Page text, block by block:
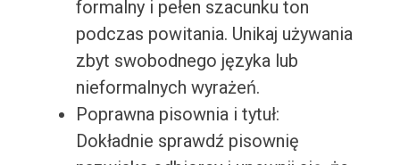
formalny i pełen szacunku ton
podczas powitania. Unikaj używania
zbyt swobodnego języka lub
nieformalnych wyrażeń.
Poprawna pisownia i tytuł:
Dokładnie sprawdź pisownię